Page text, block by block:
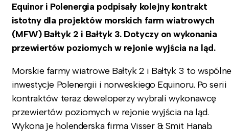
Equinor i Polenergia podpisały kolejny kontrakt
istotny dla projektów morskich farm wiatrowych
(MFW) Bałtyk 2 i Bałtyk 3. Dotyczy on wykonania
przewiertów poziomych w rejonie wyjścia na ląd.
Morskie farmy wiatrowe Bałtyk 2 i Bałtyk 3 to wspólne
inwestycje Polenergii i norweskiego Equinoru. Po serii
kontraktów teraz deweloperzy wybrali wykonawcę
przewiertów poziomych w rejonie wyjścia na ląd.
Wykona je holenderska firma Visser & Smit Hanab.